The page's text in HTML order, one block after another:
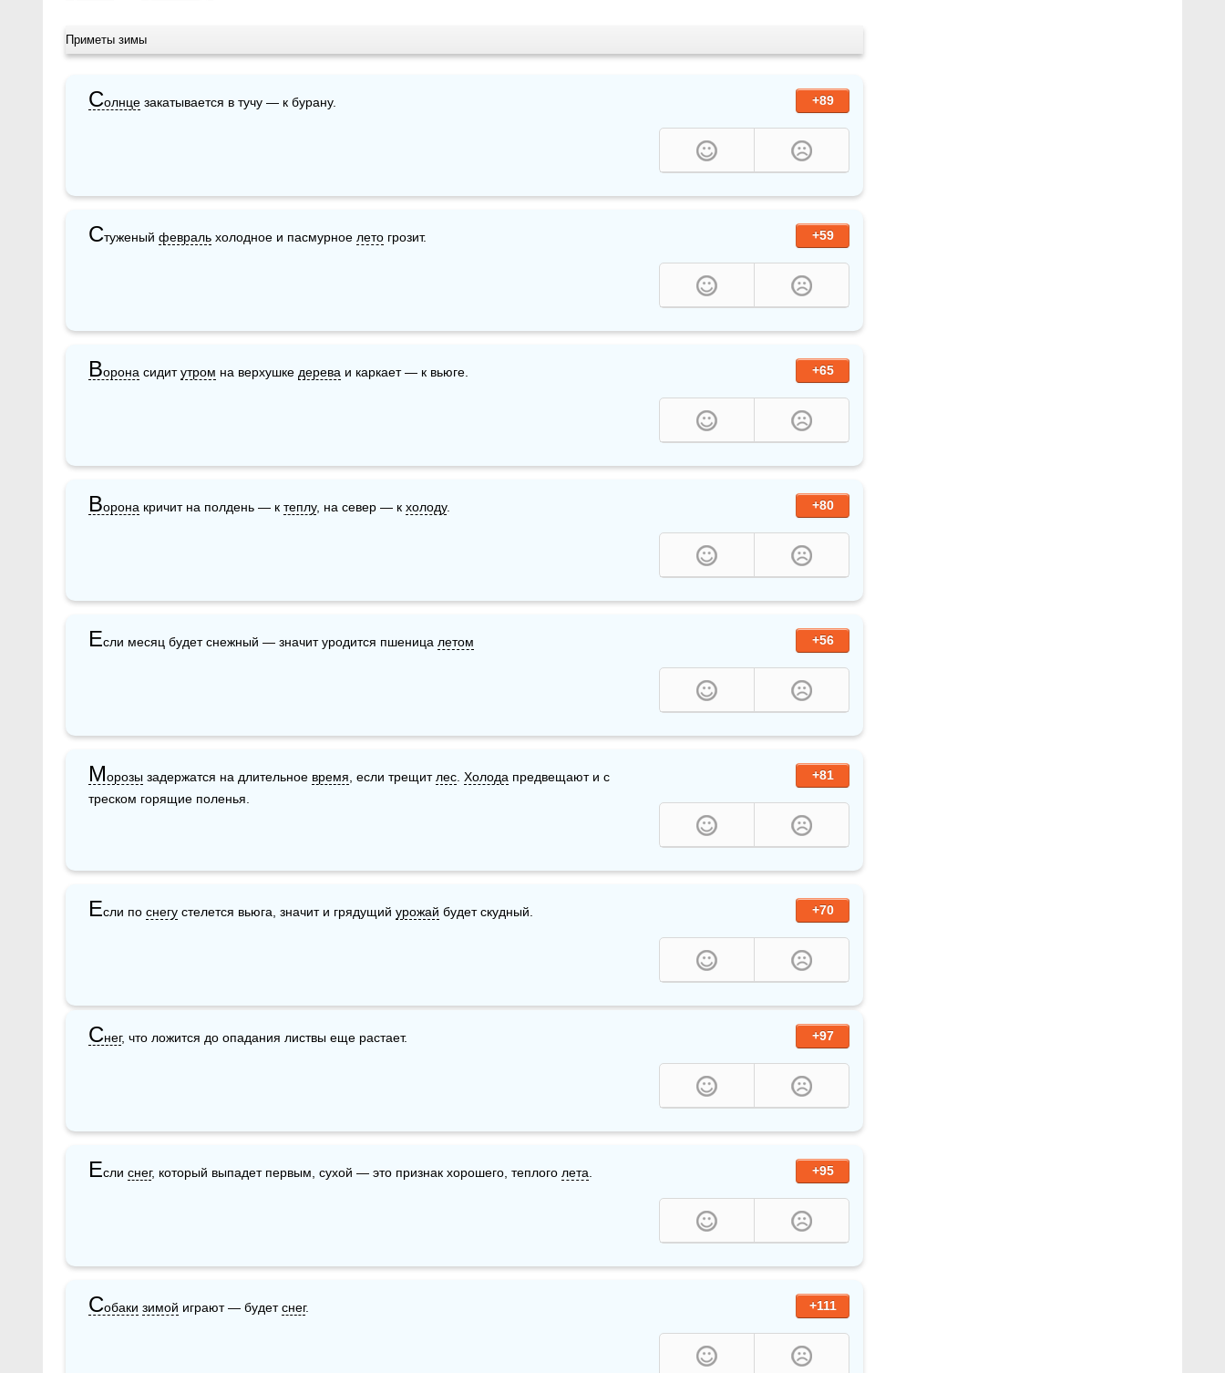
Приметы зимы
+89
Солнце закатывается в тучу — к бурану.
+59
Стуженый февраль холодное и пасмурное лето грозит.
+65
Ворона сидит утром на верхушке дерева и каркает — к вьюге.
+80
Ворона кричит на полдень — к теплу, на север — к холоду.
+56
Если месяц будет снежный — значит уродится пшеница летом
+81
Морозы задержатся на длительное время , если трещит лес Холода предвещают и с
треском горящие поленья.
+70
Если по снегу стелется вьюга, значит и грядущий урожай будет скудный.
+97
Снег, что ложится до опадания листвы еще растает.
+95
Если снег, который выпадет первым, сухой — это признак хорошего, теплого лета
+111
Собаки зимой играют — будет снег.